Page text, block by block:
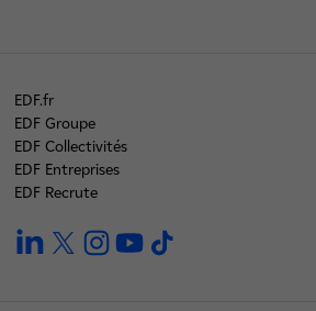
EDF.fr
EDF Groupe
EDF Collectivités
EDF Entreprises
EDF Recrute
linkedintwitterinstagramyoutube